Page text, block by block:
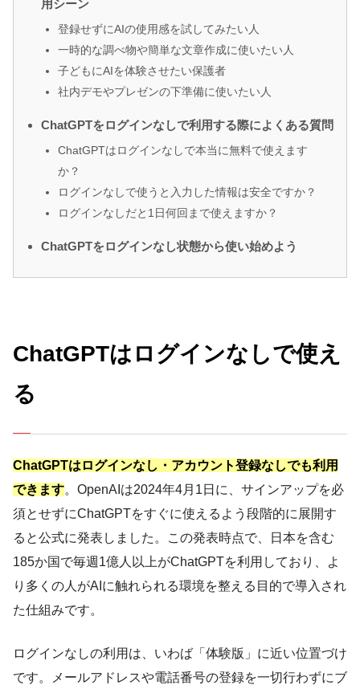
用シーン
登録せずにAIの使用感を試してみたい人
一時的な調べ物や簡単な文章作成に使いたい人
子どもにAIを体験させたい保護者
社内デモやプレゼンの下準備に使いたい人
ChatGPTをログインなしで利用する際によくある質問
ChatGPTはログインなしで本当に無料で使えます
か？
ログインなしで使うと入力した情報は安全ですか？
ログインなしだと1日何回まで使えますか？
ChatGPTをログインなし状態から使い始めよう
ChatGPTはログインなしで使え
る
ChatGPTはログインなし・アカウント登録なしでも利用
できます。OpenAIは2024年4月1日に、サインアップを必
須とせずにChatGPTをすぐに使えるよう段階的に展開す
ると公式に発表しました。この発表時点で、日本を含む
185か国で毎週1億人以上がChatGPTを利用しており、よ
り多くの人がAIに触れられる環境を整える目的で導入され
た仕組みです。
ログインなしの利用は、いわば「体験版」に近い位置づけ
です。メールアドレスや電話番号の登録を一切行わずにブ